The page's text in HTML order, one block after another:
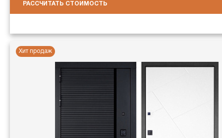
РАССЧИТАТЬ СТОИМОСТЬ
Хит продаж